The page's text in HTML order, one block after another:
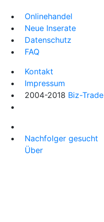
Onlinehandel
Neue Inserate
Datenschutz
FAQ
Kontakt
Impressum
2004-2018 Biz-Trade
Nachfolger gesucht
Über